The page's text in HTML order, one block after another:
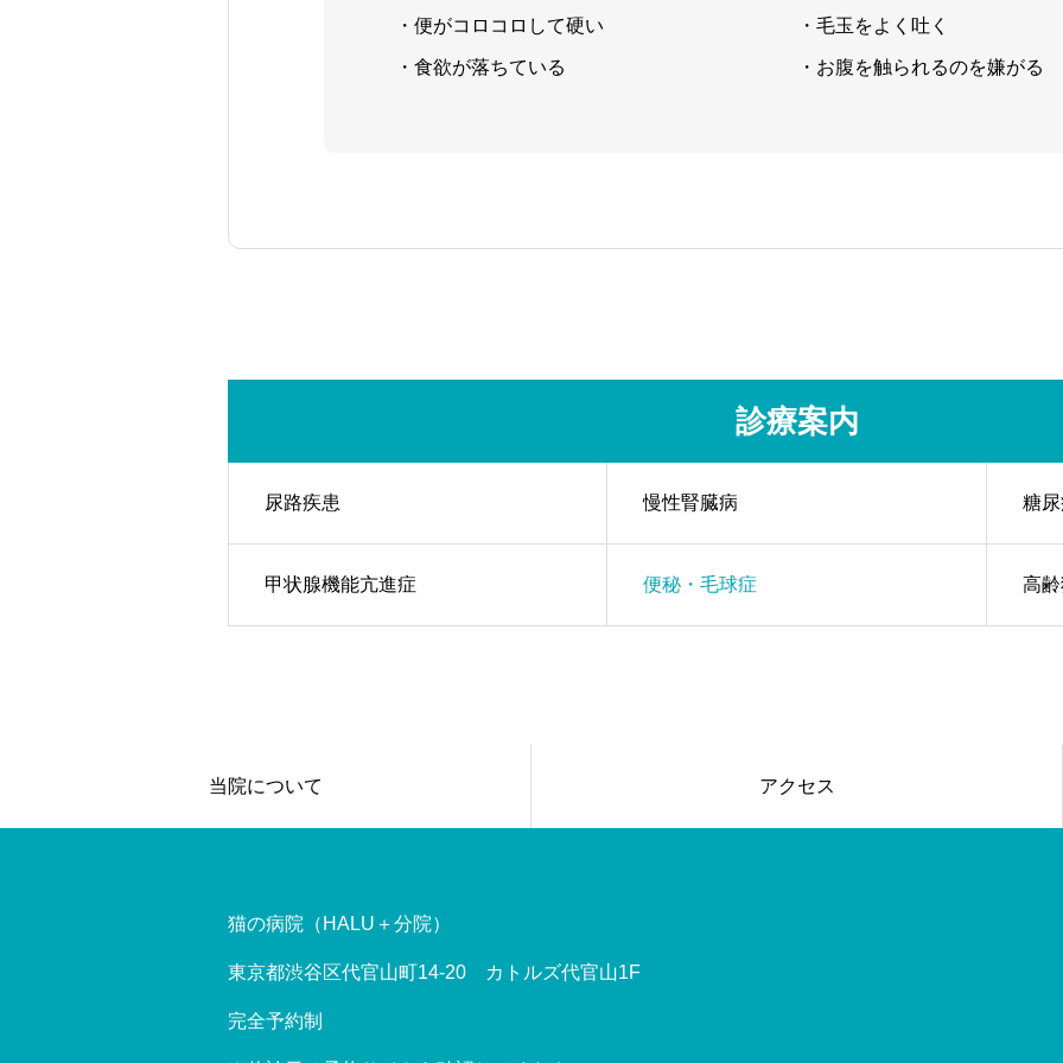
・便がコロコロして硬い ・毛玉をよく吐く
・食欲が落ちている ・お腹を触られるのを嫌がる
診療案内
尿路疾患 慢性腎臓病 糖
甲状腺機能亢進症 便秘・毛球症 高
当院について アクセス
猫の病院（HALU＋分院）
東京都渋谷区代官山町14-20 カトルズ代官山1F
完全予約制